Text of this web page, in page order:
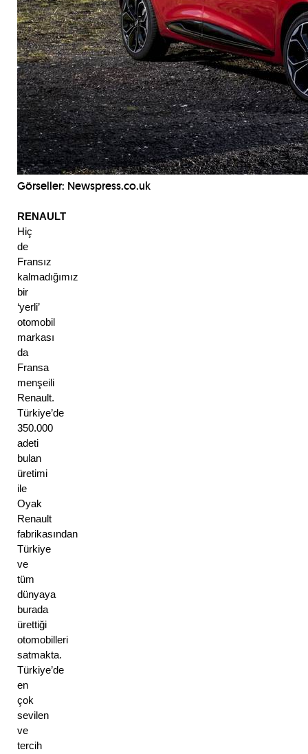
Görseller: Newspress.co.uk
RENAULT
Hiç
de
Fransız
kalmadığımız
bir
‘yerli’
otomobil
markası
da
Fransa
menşeili
Renault.
Türkiye’de
350.000
adeti
bulan
üretimi
ile
Oyak
Renault
fabrikasından
Türkiye
ve
tüm
dünyaya
burada
ürettiği
otomobilleri
satmakta.
Türkiye’de
en
çok
sevilen
ve
tercih